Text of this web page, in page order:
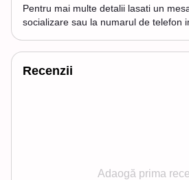
Pentru mai multe detalii lasati un
socializare sau la numarul de telefon
Recenzii
Adaogă prima